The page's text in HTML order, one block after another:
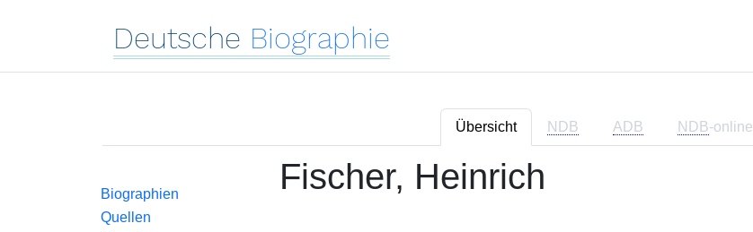
Deutsche Biographie
Übersicht NDB ADB NDB-online
Biographien
Quellen
Fischer, Heinrich